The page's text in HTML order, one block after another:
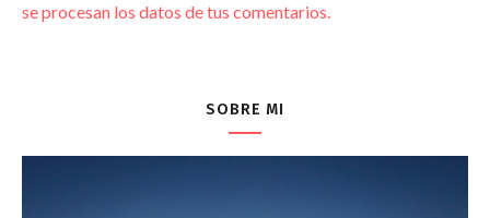
se procesan los datos de tus comentarios.
SOBRE MI